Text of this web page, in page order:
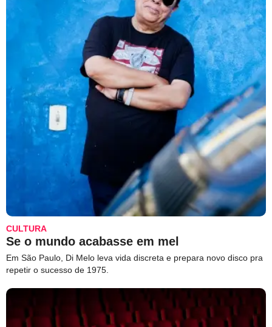
CULTURA
Se o mundo acabasse em mel
Em São Paulo, Di Melo leva vida discreta e prepara novo disco pra
repetir o sucesso de 1975.